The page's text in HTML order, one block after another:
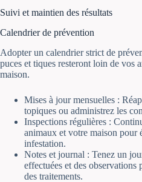
Suivi et maintien des résultats
Calendrier de prévention
Adopter un calendrier strict de
puces et tiques resteront loin de vos
maison.
Mises à jour mensuelles :
topiques ou administrez les
Inspections régulières :
animaux et votre maison pour
infestation.
Notes et journal : Tenez un
effectuées et des observations
des traitements.